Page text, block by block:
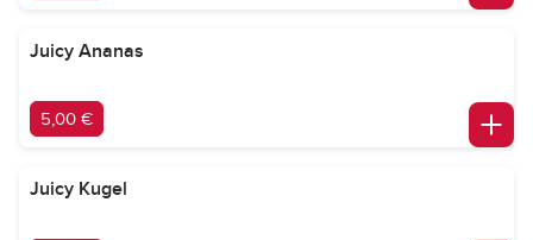
Juicy Ananas
5,00 €
Juicy Kugel